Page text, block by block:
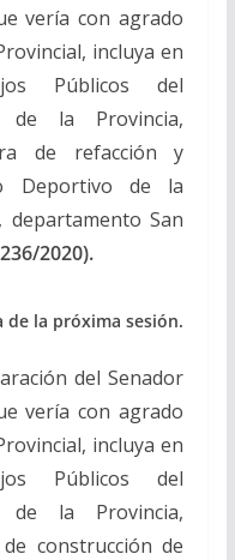
vería con agrado
incluya en
Públicos del
de la Provincia,
de refacción y
Deportivo de la
departamento San
2020).
de la próxima sesión.
del Senador
vería con agrado
incluya en
Públicos del
de la Provincia,
construcción de